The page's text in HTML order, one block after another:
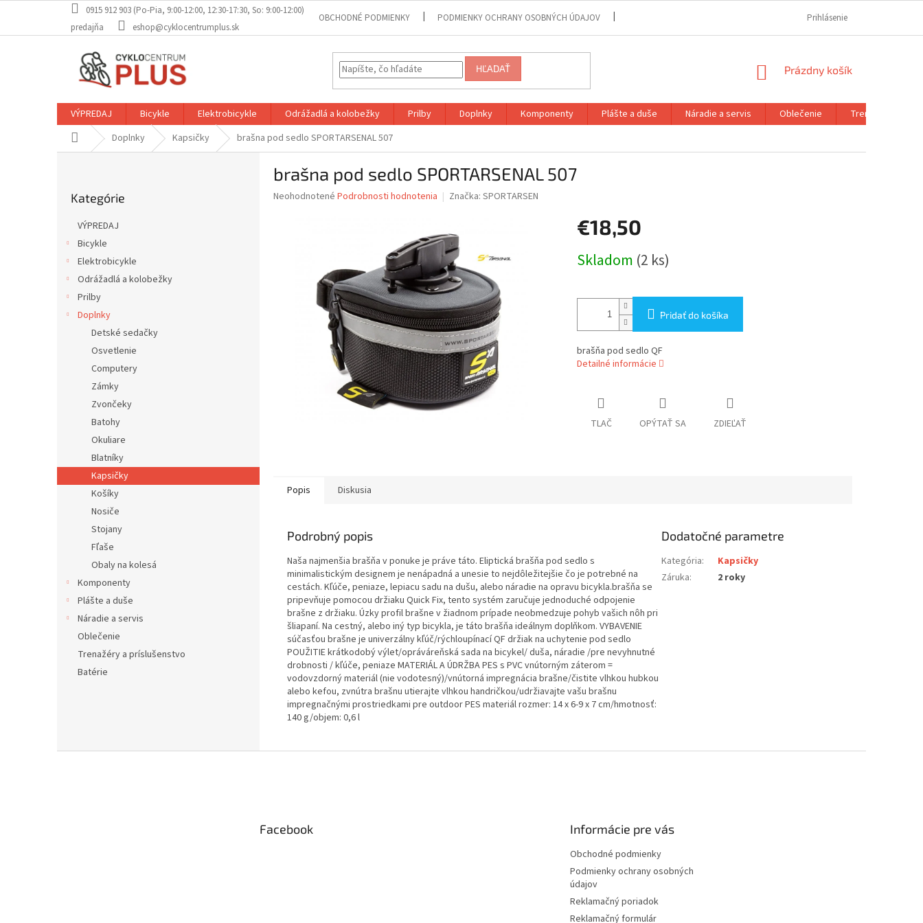
obsah
0915 912 903 (Po-Pia, 9:00-12:00, 12:30-17:30, So: 9:00-12:00)
predajňa
eshop@cyklocentrumplus.sk
OBCHODNÉ PODMIENKY PODMIENKY OCHRANY OSOBNÝCH ÚDAJOV REKLAMAČNÝ FORMULÁR
Prihlásenie
HĽADAŤ
NÁKUPNÝ
Prázdny košík
VÝPREDAJ Bicykle Elektrobicykle Odrážadlá a kolobežky Prilby Doplnky Komponenty Plášte a duše Náradie a servis Oblečenie
Trenažéry a
DomovDoplnky Kapsičky brašna pod sedlo SPORTARSENAL 507
kategórie
Kategórie
VÝPREDAJ
Bicykle
Elektrobicykle
Odrážadlá a kolobežky
Prilby
Doplnky
Detské sedačky
Osvetlenie
Computery
Zámky
Zvončeky
Batohy
Okuliare
Blatníky
Kapsičky
Košíky
Nosiče
Stojany
Fľaše
Obaly na kolesá
Komponenty
Plášte a duše
Náradie a servis
Oblečenie
Trenažéry a príslušenstvo
Batérie
brašna pod sedlo SPORTARSENAL 507
Priemerné
hviezdičiek.
Neohodnotené Podrobnosti hodnotenia Značka: SPORTARSEN
€18,50
cena:
Skladom (2 ks)
Pridať do košíka
brašňa pod sedlo QF
Detailné informácie
TLAČ OPÝTAŤ SA ZDIEĽAŤ
Popis Diskusia
Podrobný popis
Naša najmenšia brašňa v ponuke je práve táto. Eliptická brašňa pod sedlo s
minimalistickým designem je nenápadná a unesie to nejdôležitejšie čo je potrebné na
cestách. Kľúče, peniaze, lepiacu sadu na dušu, alebo náradie na opravu bicykla.brašňa se
pripevňuje pomocou držiaku Quick Fix, tento systém zaručuje jednoduché odpojenie
brašne z držiaku. Úzky profil brašne v žiadnom prípade neobmedzuje pohyb vašich nôh pri
šliapaní. Na cestný, alebo iný typ bicykla, je táto brašňa ideálnym doplňkom. VYBAVENIE
súčasťou brašne je univerzálny kľúč/rýchloupínací QF držiak na uchytenie pod sedlo
POUŽITIE krátkodobý výlet/opráváreňská sada na bicykel/ duša, náradie /pre nevyhnutné
drobnosti / kľúče, peniaze MATERIÁL A ÚDRŽBA PES s PVC vnútorným záterom =
vodovzdorný materiál (nie vodotesný)/vnútorná impregnácia brašne/čistite vlhkou hubkou
alebo kefou, zvnútra brašnu utierajte vlhkou handričkou/udržiavajte vašu brašnu
impregnačnými prostriedkami pre outdoor PES materiál rozmer: 14 x 6-9 x 7 cm/hmotnosť:
140 g/objem: 0,6 l
Dodatočné parametre
Kategória:
Kapsičky
Záruka: 2 roky
Facebook Informácie pre vás
Obchodné podmienky
Podmienky ochrany osobných
údajov
Reklamačný poriadok
Reklamačný formulár